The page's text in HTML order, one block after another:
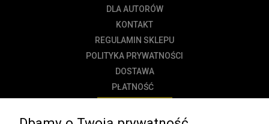
DLA AUTORÓW
KONTAKT
REGULAMIN SKLEPU
POLITYKA PRYWATNOŚCI
DOSTAWA
PŁATNOŚĆ